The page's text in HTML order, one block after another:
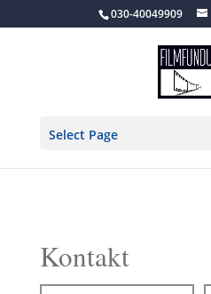
030-40049909
Select Page
Kontakt